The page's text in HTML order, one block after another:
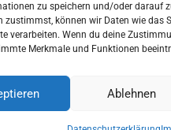
zu speichern und/oder darauf
zustimmst, können wir Daten wie das
verarbeiten. Wenn du deine
Merkmale und Funktionen
Ablehnen
& Kurse